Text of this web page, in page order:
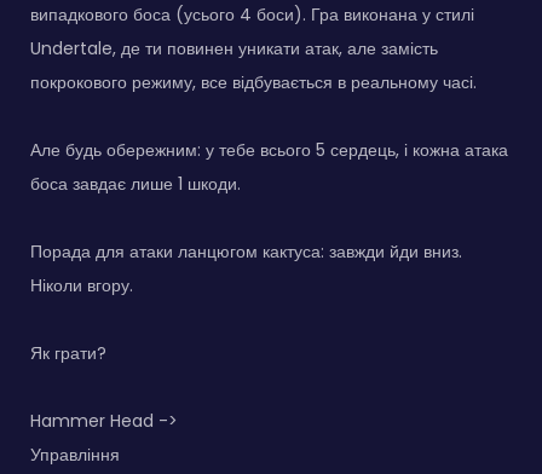
випадкового боса (усього 4 боси). Гра виконана у стилі
Undertale, де ти повинен уникати атак, але замість
покрокового режиму, все відбувається в реальному часі.
Але будь обережним: у тебе всього 5 сердець, і кожна атака
боса завдає лише 1 шкоди.
Порада для атаки ланцюгом кактуса: завжди йди вниз.
Ніколи вгору.
Як грати?
Hammer Head ->
Управління